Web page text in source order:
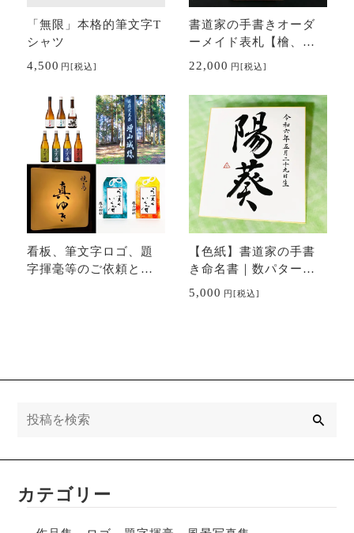
「無限」本格的筆文字T
シャツ
4,500 円[税込]
書道家の手書きオーダ
ーメイド表札【檜、
桧、ヒノキ】
22,000 円[税込]
看板、筆文字ロゴ、題
字揮毫等のご依頼と料
【色紙】書道家の手書
き命名書｜数パターン
有｜出産祝い、贈り物
5,000 円[税込]
カテゴリー